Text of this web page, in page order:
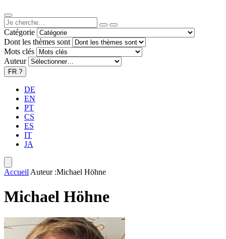
Catégorie
Dont les thèmes sont
Mots clés
Auteur
FR ?
DE
EN
PT
CS
ES
IT
JA
Accueil Auteur :Michael Höhne
Michael Höhne